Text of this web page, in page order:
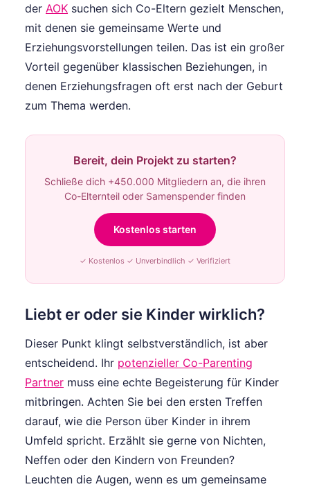
der AOK suchen sich Co-Eltern gezielt Menschen,
mit denen sie gemeinsame Werte und
Erziehungsvorstellungen teilen. Das ist ein großer
Vorteil gegenüber klassischen Beziehungen, in
denen Erziehungsfragen oft erst nach der Geburt
zum Thema werden.
Bereit, dein Projekt zu starten?
Schließe dich +450.000 Mitgliedern an, die ihren
Co-Elternteil oder Samenspender finden
Kostenlos starten
✓ Kostenlos ✓ Unverbindlich ✓ Verifiziert
Liebt er oder sie Kinder wirklich?
Dieser Punkt klingt selbstverständlich, ist aber
entscheidend. Ihr potenzieller Co-Parenting
Partner muss eine echte Begeisterung für Kinder
mitbringen. Achten Sie bei den ersten Treffen
darauf, wie die Person über Kinder in ihrem
Umfeld spricht. Erzählt sie gerne von Nichten,
Neffen oder den Kindern von Freunden?
Leuchten die Augen, wenn es um gemeinsame